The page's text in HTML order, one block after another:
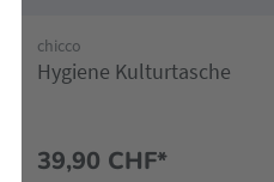
chicco
Hygiene Kulturtasche
39,90 CHF*